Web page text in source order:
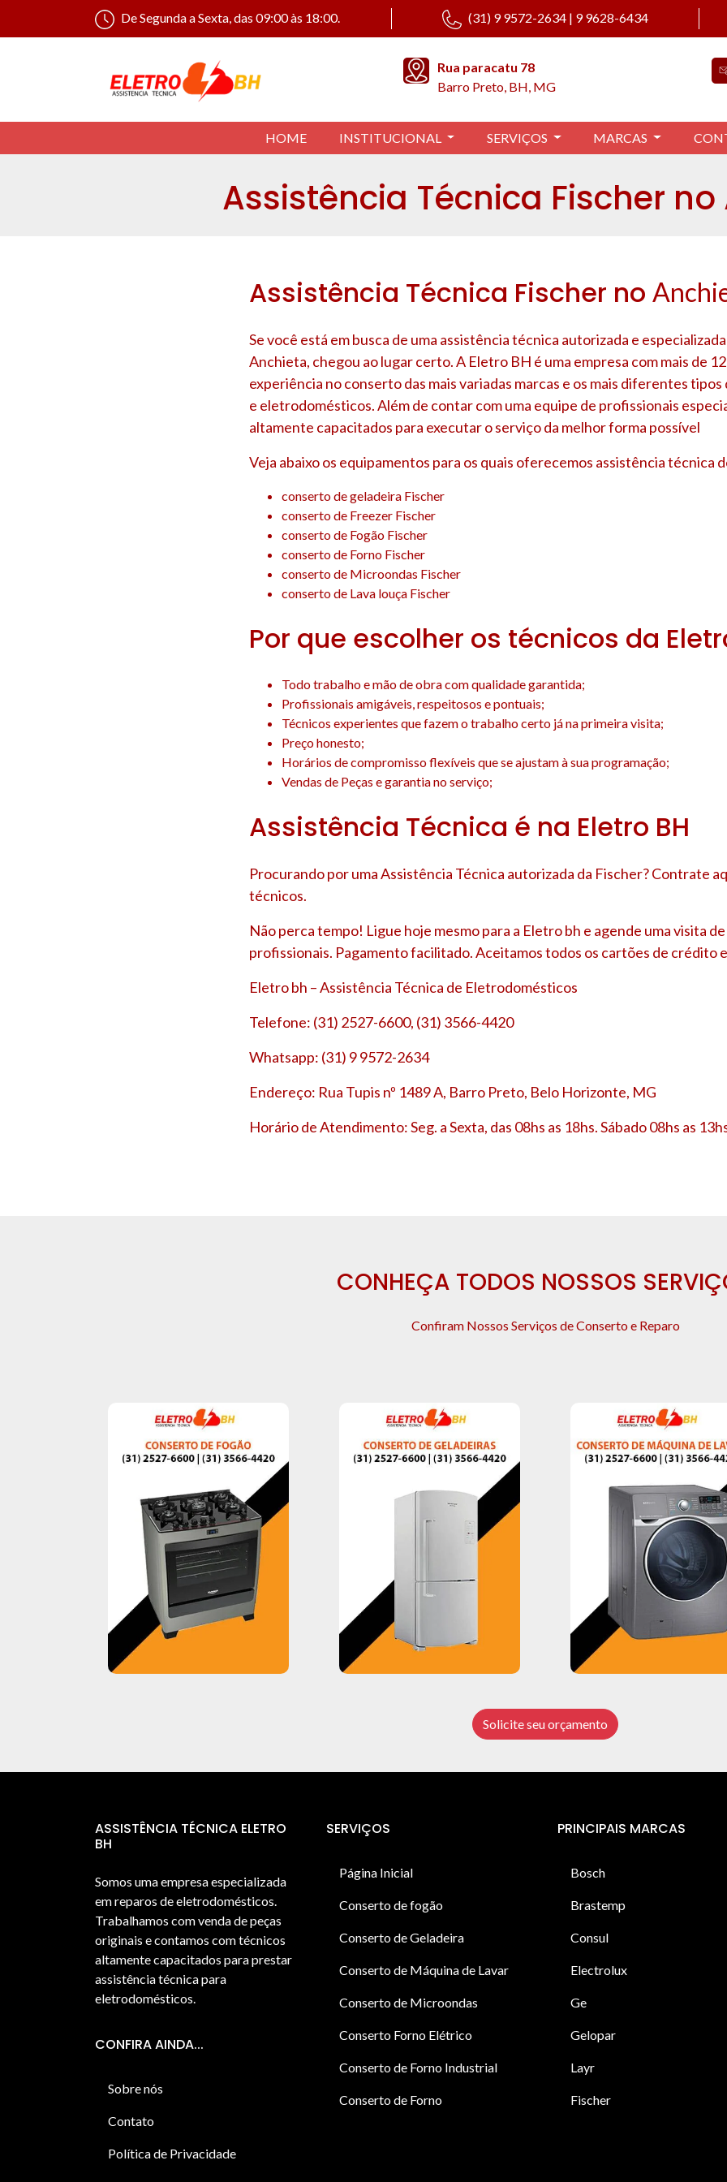
De Segunda a Sexta, das 09:00 às 18:00. (31) 9 9572-2634 | 9 9628-6434
Rua paracatu 78
Barro Preto, BH, MG
HOME INSTITUCIONAL SERVIÇOS MARCAS
Assistência Técnica Fischer
Assistência Técnica Fischer no
Se você está em busca de uma assistência técnica autorizada e
Anchieta, chegou ao lugar certo. A Eletro BH é uma empresa com mais de
experiência no conserto das mais variadas marcas e os mais diferentes
e eletrodomésticos. Além de contar com uma equipe de profissionais
altamente capacitados para executar o serviço da melhor forma possível
Veja abaixo os equipamentos para os quais oferecemos assistência técnica
conserto de geladeira Fischer
conserto de Freezer Fischer
conserto de Fogão Fischer
conserto de Forno Fischer
conserto de Microondas Fischer
conserto de Lava louça Fischer
Por que escolher os técnicos da
Todo trabalho e mão de obra com qualidade garantida;
Profissionais amigáveis, respeitosos e pontuais;
Técnicos experientes que fazem o trabalho certo já na primeira visita;
Preço honesto;
Horários de compromisso flexíveis que se ajustam à sua programação;
Vendas de Peças e garantia no serviço;
Assistência Técnica é na Eletro BH
Procurando por uma Assistência Técnica autorizada da Fischer? Contrate
técnicos.
Não perca tempo! Ligue hoje mesmo para a Eletro bh e agende uma visita
profissionais. Pagamento facilitado. Aceitamos todos os cartões de crédito
Eletro bh – Assistência Técnica de Eletrodomésticos
Telefone: (31) 2527-6600, (31) 3566-4420
Whatsapp: (31) 9 9572-2634
Endereço: Rua Tupis nº 1489 A, Barro Preto, Belo Horizonte, MG
Horário de Atendimento: Seg. a Sexta, das 08hs as 18hs. Sábado 08hs as
CONHEÇA TODOS NOSSOS
Confiram Nossos Serviços de Conserto e Reparo
Solicite seu orçamento
ASSISTÊNCIA TÉCNICA ELETRO
BH
Somos uma empresa especializada
em reparos de eletrodomésticos.
Trabalhamos com venda de peças
originais e contamos com técnicos
altamente capacitados para prestar
assistência técnica para
eletrodomésticos.
CONFIRA AINDA...
Sobre nós
Contato
Política de Privacidade
SERVIÇOS
Página Inicial
Conserto de fogão
Conserto de Geladeira
Conserto de Máquina de Lavar
Conserto de Microondas
Conserto Forno Elétrico
Conserto de Forno Industrial
Conserto de Forno
PRINCIPAIS MARCAS
Bosch
Brastemp
Consul
Electrolux
Ge
Gelopar
Layr
Fischer